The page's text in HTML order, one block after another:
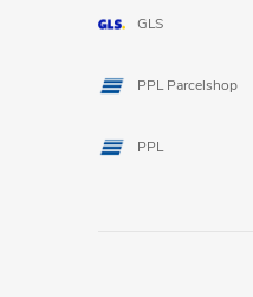
GLS
PPL Parcelshop
PPL